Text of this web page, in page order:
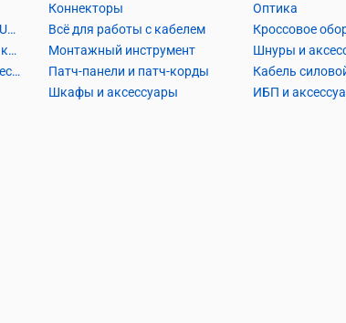
Кабель Витая пара UTP2, UTP4, FTP2, FTP4
Кабель коаксиальный и аксессуары
Кабель телефонный и аксессуары
Коннекторы
Всё для работы с кабелем
Монтажный инструмент
Патч-панели и патч-корды
Шкафы и аксессуары
Оптика
Кроссовое
ИБП и